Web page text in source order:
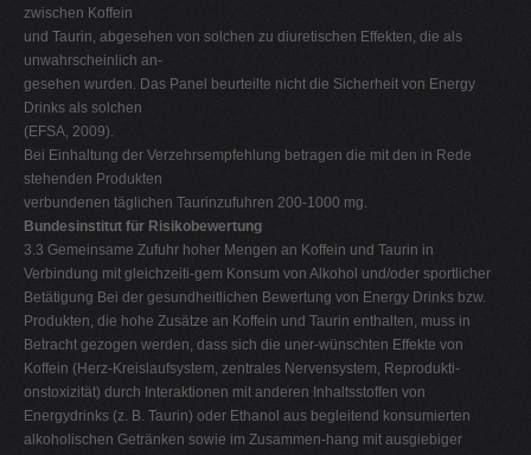
zwischen Koffein
und Taurin, abgesehen von solchen zu diuretischen Effekten, die als
unwahrscheinlich an-
gesehen wurden. Das Panel beurteilte nicht die Sicherheit von Energy
Drinks als solchen
(EFSA, 2009).
Bei Einhaltung der Verzehrsempfehlung betragen die mit den in Rede
stehenden Produkten
verbundenen täglichen Taurinzufuhren 200-1000 mg.
Bundesinstitut für Risikobewertung
3.3 Gemeinsame Zufuhr hoher Mengen an Koffein und Taurin in
Verbindung mit gleichzeiti-gem Konsum von Alkohol und/oder sportlicher
Betätigung Bei der gesundheitlichen Bewertung von Energy Drinks bzw.
Produkten, die hohe Zusätze an Koffein und Taurin enthalten, muss in
Betracht gezogen werden, dass sich die uner-wünschten Effekte von
Koffein (Herz-Kreislaufsystem, zentrales Nervensystem, Reprodukti-
onstoxizität) durch Interaktionen mit anderen Inhaltsstoffen von
Energydrinks (z. B. Taurin) oder Ethanol aus begleitend konsumierten
alkoholischen Getränken sowie im Zusammen-hang mit ausgiebiger